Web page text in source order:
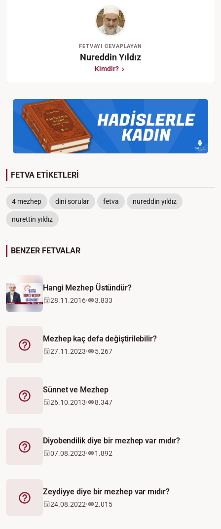
FETVAYI CEVAPLAYAN
Nureddin Yıldız
Kimdir?
FETVA ETİKETLERİ
4 mezhep dini sorular fetva nureddin yıldız
nurettin yıldız
BENZER FETVALAR
Hangi Mezhep Üstündür?
28.11.2016 3.833
Fetva
Mezhep kaç defa değiştirilebilir?
27.11.2023 5.267
Fetva
Sünnet ve Mezhep
26.10.2013 8.347
Fetva
Diyobendilik diye bir mezhep var mıdır?
07.08.2023 1.892
Fetva
Zeydiyye diye bir mezhep var mıdır?
24.08.2022 2.015